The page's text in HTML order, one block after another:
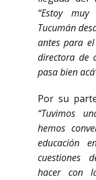
“Estoy
Tucumán
antes para
directora de
pasa bien
Por su
“Tuvimos
hemos
educación
cuestiones
hacer con